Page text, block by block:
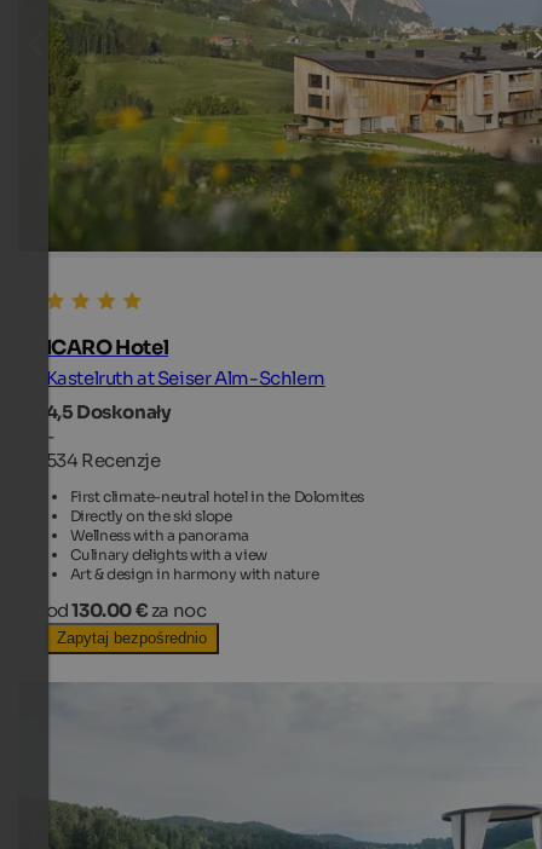
ICARO Hotel
Kastelruth at Seiser Alm-Schlern
4,5 Doskonały
-
534 Recenzje
First climate-neutral hotel in the Dolomites
Directly on the ski slope
Wellness with a panorama
Culinary delights with a view
Art & design in harmony with nature
od130.00 € za noc
Zapytaj bezpośrednio